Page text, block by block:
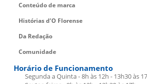
Conteúdo de marca
Histórias d’O Florense
Da Redação
Comunidade
Horário de Funcionamento
Segunda a Quinta - 8h às 12h - 13h30 às